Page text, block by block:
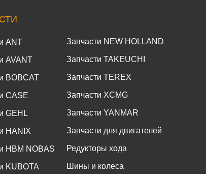
ANT
AVANT
BOBCAT
CASE
GEHL
HANIX
HBM NOBAS
KUBOTA
Запчасти NEW HOLLAND
Запчасти TAKEUCHI
Запчасти TEREX
Запчасти XCMG
Запчасти YANMAR
Запчасти для двигателей
Редукторы хода
Шины и колеса